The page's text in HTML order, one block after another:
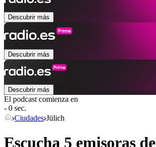
Descubrir más
Descubrir más
Descubrir más
El podcast comienza en
- 0 sec.
Ciudades Jülich
Escucha 5 emisoras de